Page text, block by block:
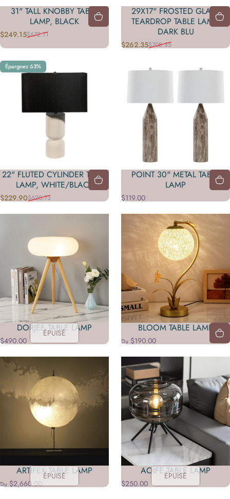
31" TALL KNOBBY TABLE
LAMP, BLACK
Prix promotionnel
$249.15
Prix habituel
$672.71
29X17" FROSTED GLASS
TEARDROP TABLE LAMP,
DARK BLU
Prix promotionnel
$262.35
Prix habituel
$708.35
Épargnez 63%
22" FLUTED CYLINDER TABLE
LAMP, WHITE/BLACK
Prix promotionnel
$229.90
Prix habituel
$620.73
POINT 30" METAL TABLE
LAMP
$119.00
ÉPUISÉ
DORJEE TABLE LAMP
$490.00
BLOOM TABLE LAMP
Du $190.00
ÉPUISÉ
ARTIFEX TABLE LAMP
Du $2,660.00
ÉPUISÉ
AOIFE TABLE LAMP
$250.00